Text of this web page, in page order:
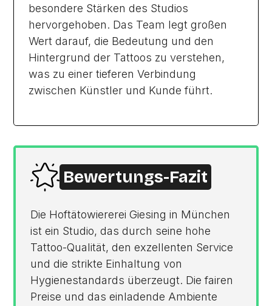
besondere Stärken des Studios
hervorgehoben. Das Team legt großen
Wert darauf, die Bedeutung und den
Hintergrund der Tattoos zu verstehen,
was zu einer tieferen Verbindung
zwischen Künstler und Kunde führt.
Bewertungs-Fazit
Die Hoftätowiererei Giesing in München
ist ein Studio, das durch seine hohe
Tattoo-Qualität, den exzellenten Service
und die strikte Einhaltung von
Hygienestandards überzeugt. Die fairen
Preise und das einladende Ambiente